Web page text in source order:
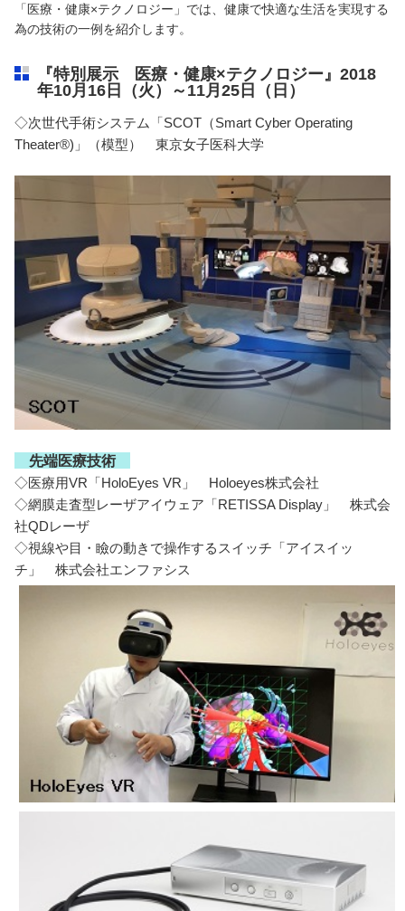
「医療・健康×テクノロジー」では、健康で快適な生活を実現する
為の技術の一例を紹介します。
『特別展示 医療・健康×テクノロジー』2018
年10月16日（火）～11月25日（日）
◇次世代手術システム「SCOT（Smart Cyber Operating
Theater®)」（模型） 東京女子医科大学
先端医療技術
◇医療用VR「HoloEyes VR」 Holoeyes株式会社
◇網膜走査型レーザアイウェア「RETISSA Display」 株式会
社QDレーザ
◇視線や目・瞼の動きで操作するスイッチ「アイスイッ
チ」 株式会社エンファシス